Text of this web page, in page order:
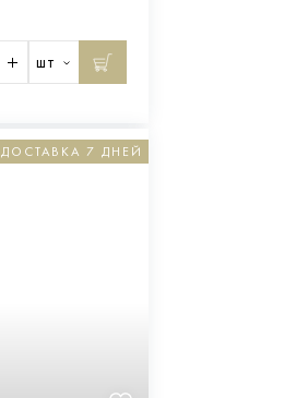
шт
ДОСТАВКА 7 ДНЕЙ